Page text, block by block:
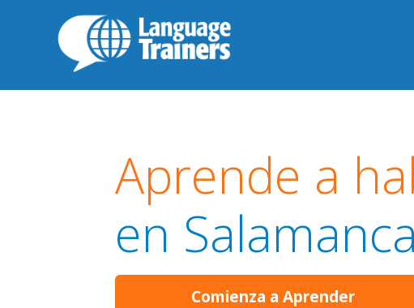
Aprende a
en Salamanca
Comienza a Aprender